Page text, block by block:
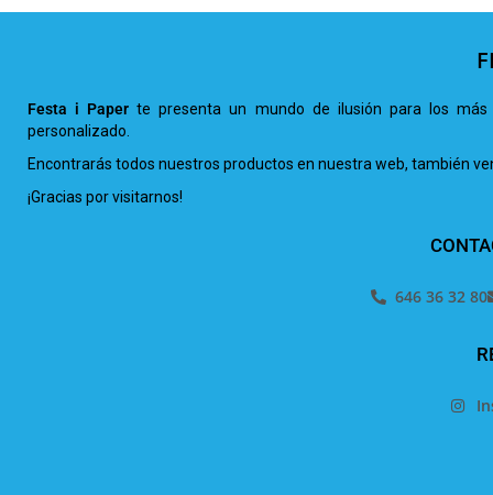
Festa i Paper te presenta un mundo de ilusión para los
personalizado.
Encontrarás todos nuestros productos en nuestra web, también
¡Gracias por visitarnos!
646 36 32 80